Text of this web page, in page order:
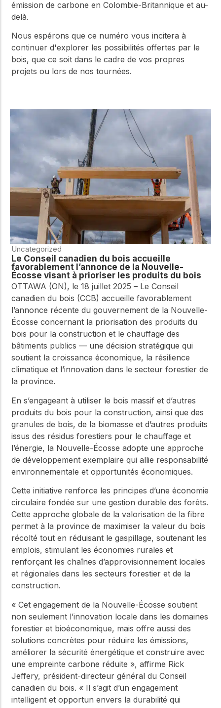
émission de carbone en Colombie-Britannique et au-
delà.
Nous espérons que ce numéro vous incitera à
continuer d'explorer les possibilités offertes par le
bois, que ce soit dans le cadre de vos propres
projets ou lors de nos tournées.
Uncategorized
Le Conseil canadien du bois accueille
favorablement l’annonce de la Nouvelle-
Écosse visant à prioriser les produits du bois
pour la construction et le chauffage des
bâtiments publics
OTTAWA (ON), le 18 juillet 2025 – Le Conseil
canadien du bois (CCB) accueille favorablement
l’annonce récente du gouvernement de la Nouvelle-
Écosse concernant la priorisation des produits du
bois pour la construction et le chauffage des
bâtiments publics — une décision stratégique qui
soutient la croissance économique, la résilience
climatique et l’innovation dans le secteur forestier de
la province.
En s’engageant à utiliser le bois massif et d’autres
produits du bois pour la construction, ainsi que des
granules de bois, de la biomasse et d’autres produits
issus des résidus forestiers pour le chauffage et
l’énergie, la Nouvelle-Écosse adopte une approche
de développement exemplaire qui allie responsabilité
environnementale et opportunités économiques.
Cette initiative renforce les principes d’une économie
circulaire fondée sur une gestion durable des forêts.
Cette approche globale de la valorisation de la fibre
permet à la province de maximiser la valeur du bois
récolté tout en réduisant le gaspillage, soutenant les
emplois, stimulant les économies rurales et
renforçant les chaînes d’approvisionnement locales
et régionales dans les secteurs forestier et de la
construction.
« Cet engagement de la Nouvelle-Écosse soutient
non seulement l’innovation locale dans les domaines
forestier et bioéconomique, mais offre aussi des
solutions concrètes pour réduire les émissions,
améliorer la sécurité énergétique et construire avec
une empreinte carbone réduite », affirme Rick
Jeffery, président-directeur général du Conseil
canadien du bois. « Il s’agit d’un engagement
intelligent et opportun envers la durabilité qui